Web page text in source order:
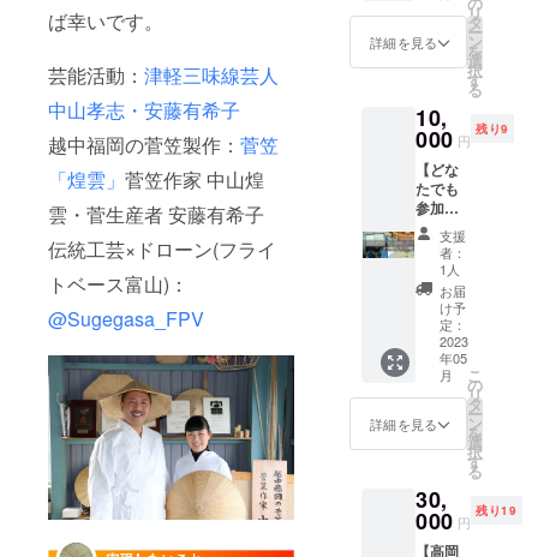
ば幸いです。
芸能活動： 津軽三味線芸人
中山孝志・安藤有希子
越中福岡の菅笠製作： 菅笠
「煌雲」 菅笠作家 中山煌
雲・菅生産者 安藤有希子
伝統工芸×ドローン(フライ
トベース富山)：
@Sugegasa_FPV
領証明
書（領
ため、
「苗字
と名前
（例：
田中太
郎）」
と「住
所」を
備考欄
にご記
入をお
願いし
ます。
ルの一
ポン
サーと
入れさ
せてい
ただき
ます。
(写真は
イメー
ジです)
バック
パネル
には、
25㎝
×25㎝の
枠が横8
個、縦8
す。 文
字の大
ネルの
色はこ
ちらの
決定し
ます。
下にあ
る菅田
(詳細な
情報は
予約時
にお知
らせし
ます。)
内容：
菅笠・
菅づく
りの説
明、菅
田体験
(芽欠き
菅の選
り分け
の：長
袖・長
ズボ
スにご
案内を
メール
への返
予約く
ださ
い。 場
所：高
岡市勝
木原 内
容：菅
笠づく
りの説
明、菅
細工体
験 ※体
験場所
までは
さい。
交通費
はご負
ドファ
ンディ
ング限
シャツ
ただい
まデザ
イン中
です。
１デザ
イン、
サイズ
はS、
M、
ｌ、Ｌ
Ｌで
す。 こ
ちらを
ご参照
くださ
い S
肩幅
44 袖
詳細を見る
リ
タ
ー
ン
を
選
択
す
る
10,
000 円
残り9
【どな
たでも
参加
可】 ク
ラウド
ファン
ディン
グ限定
イベン
ト 勝木
原の工
房で開
催する
中山の
菅笠講
ローン
体験(1
時間30
支援
者：
1人
お届
け予
定：
2023
年05
月
詳細を見る
こ
の
リ
タ
ー
ン
を
選
択
す
る
30,
000 円
残り19
【高岡